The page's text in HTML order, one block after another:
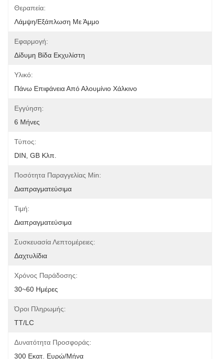
Θεραπεία:
Λάμψη/εξάπλωση Με Άμμο
Εφαρμογή:
Δίδυμη Βίδα Εκχυλίστη
Υλικό:
Πάνω Επιφάνεια Από Αλουμίνιο Χάλκινο
Εγγύηση:
6 Μήνες
Τύπος:
DIN, GB Κλπ.
Ποσότητα Παραγγελίας Min:
Διαπραγματεύσιμα
Τιμή:
Διαπραγματεύσιμα
Συσκευασία Λεπτομέρειες:
Δαχτυλίδια
Χρόνος Παράδοσης:
30~60 Ημέρες
Όροι Πληρωμής:
TT/LC
Δυνατότητα Προσφοράς:
300 Εκατ. Ευρώ/μήνα